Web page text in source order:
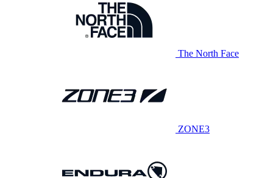
The North Face
ZONE3